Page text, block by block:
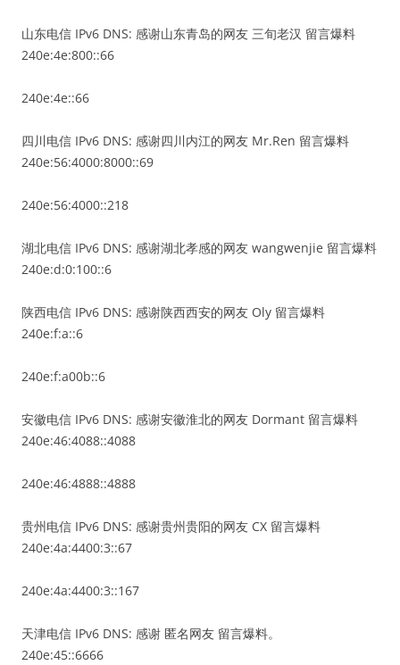
山东电信 IPv6 DNS: 感谢山东青岛的网友 三旬老汉 留言爆料
240e:4e:800::66
240e:4e::66
四川电信 IPv6 DNS: 感谢四川内江的网友 Mr.Ren 留言爆料
240e:56:4000:8000::69
240e:56:4000::218
湖北电信 IPv6 DNS: 感谢湖北孝感的网友 wangwenjie 留言爆料
240e:d:0:100::6
陕西电信 IPv6 DNS: 感谢陕西西安的网友 Oly 留言爆料
240e:f:a::6
240e:f:a00b::6
安徽电信 IPv6 DNS: 感谢安徽淮北的网友 Dormant 留言爆料
240e:46:4088::4088
240e:46:4888::4888
贵州电信 IPv6 DNS: 感谢贵州贵阳的网友 CX 留言爆料
240e:4a:4400:3::67
240e:4a:4400:3::167
天津电信 IPv6 DNS: 感谢 匿名网友 留言爆料。
240e:45::6666